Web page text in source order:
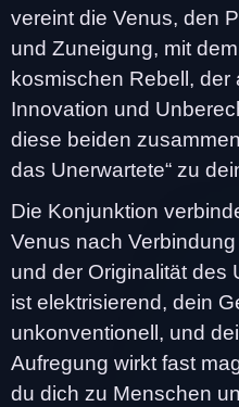
vereint die Venus, den
und Zuneigung, mit
kosmischen Rebell,
Innovation und
diese beiden
das Unerwartete“ zu
Die Konjunktion
Venus nach
und der Originalität des
ist elektrisierend, dein
unkonventionell, und
Aufregung wirkt fast
du dich zu Menschen